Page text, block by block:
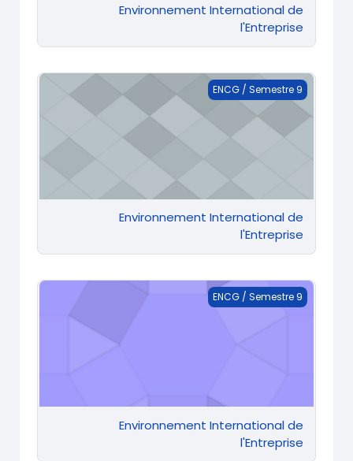
Environnement International de
l'Entreprise
Environnement International de l'Entreprise
ENCG / Semestre 9
Environnement International de
l'Entreprise
Environnement International de l'Entreprise
ENCG / Semestre 9
Environnement International de
l'Entreprise